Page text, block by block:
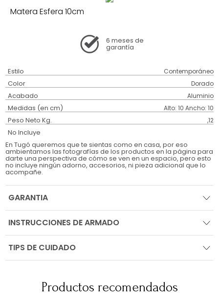
Matera Esfera 10cm
6 meses de
garantía
Estilo Contemporáneo
Color Dorado
Acabado Aluminio
Medidas (en cm) Alto: 10 Ancho: 10
Peso Neto Kg. ,12
No Incluye
En Tugó queremos que te sientas como en casa, por eso
ambientamos las fotografías de los productos en la página para
darte una perspectiva de cómo se ven en un espacio, pero esto
no incluye ningún adorno, accesorios, ni pieza adicional que lo
acompañe.
GARANTIA
INSTRUCCIONES DE ARMADO
TIPS DE CUIDADO
Productos recomendados